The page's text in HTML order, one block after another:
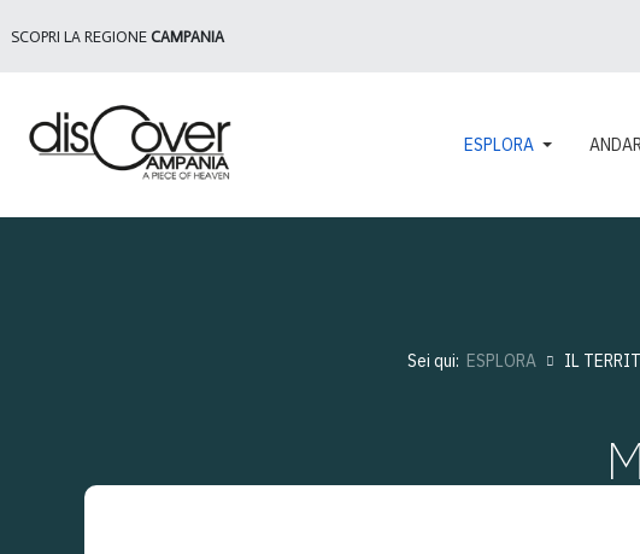
SCOPRI LA REGIONE CAMPANIA
ESPLORA
Sei qui: ESPLORA IL